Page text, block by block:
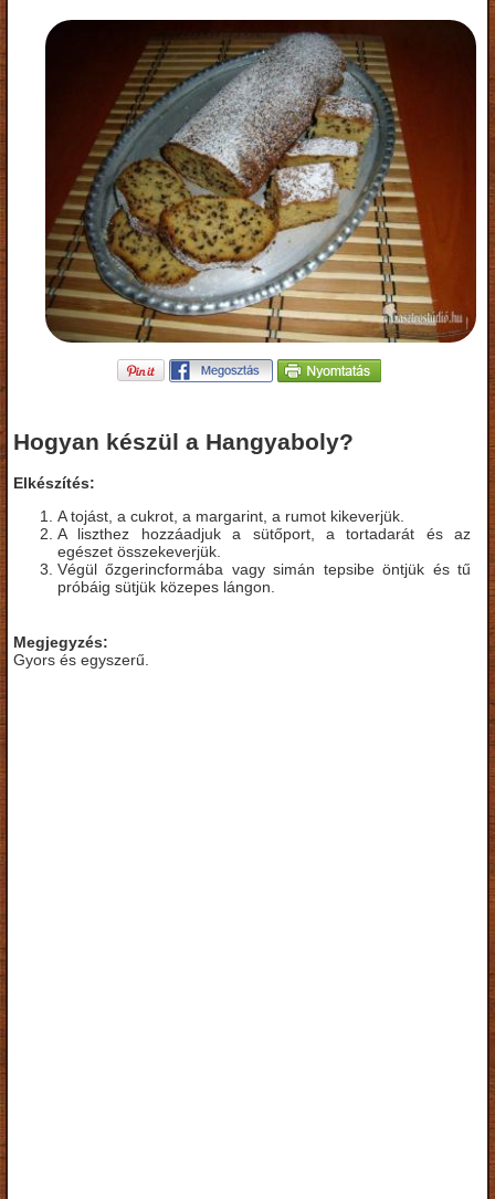
Hogyan készül a Hangyaboly?
Elkészítés:
A tojást, a cukrot, a margarint, a rumot kikeverjük.
A liszthez hozzáadjuk a sütőport, a tortadarát és az
egészet összekeverjük.
Végül őzgerincformába vagy simán tepsibe öntjük és tű
próbáig sütjük közepes lángon.
Megjegyzés:
Gyors és egyszerű.